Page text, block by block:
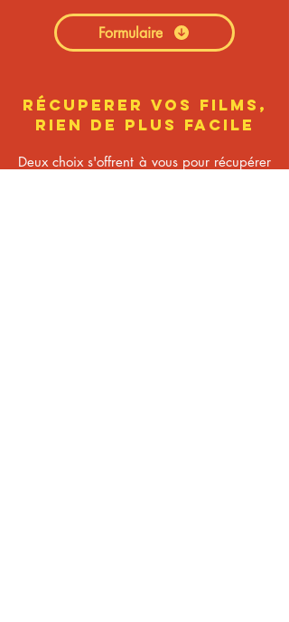
Formulaire
récuperer vos films,
rien de plus facile
Deux choix s'offrent à vous pour récupérer